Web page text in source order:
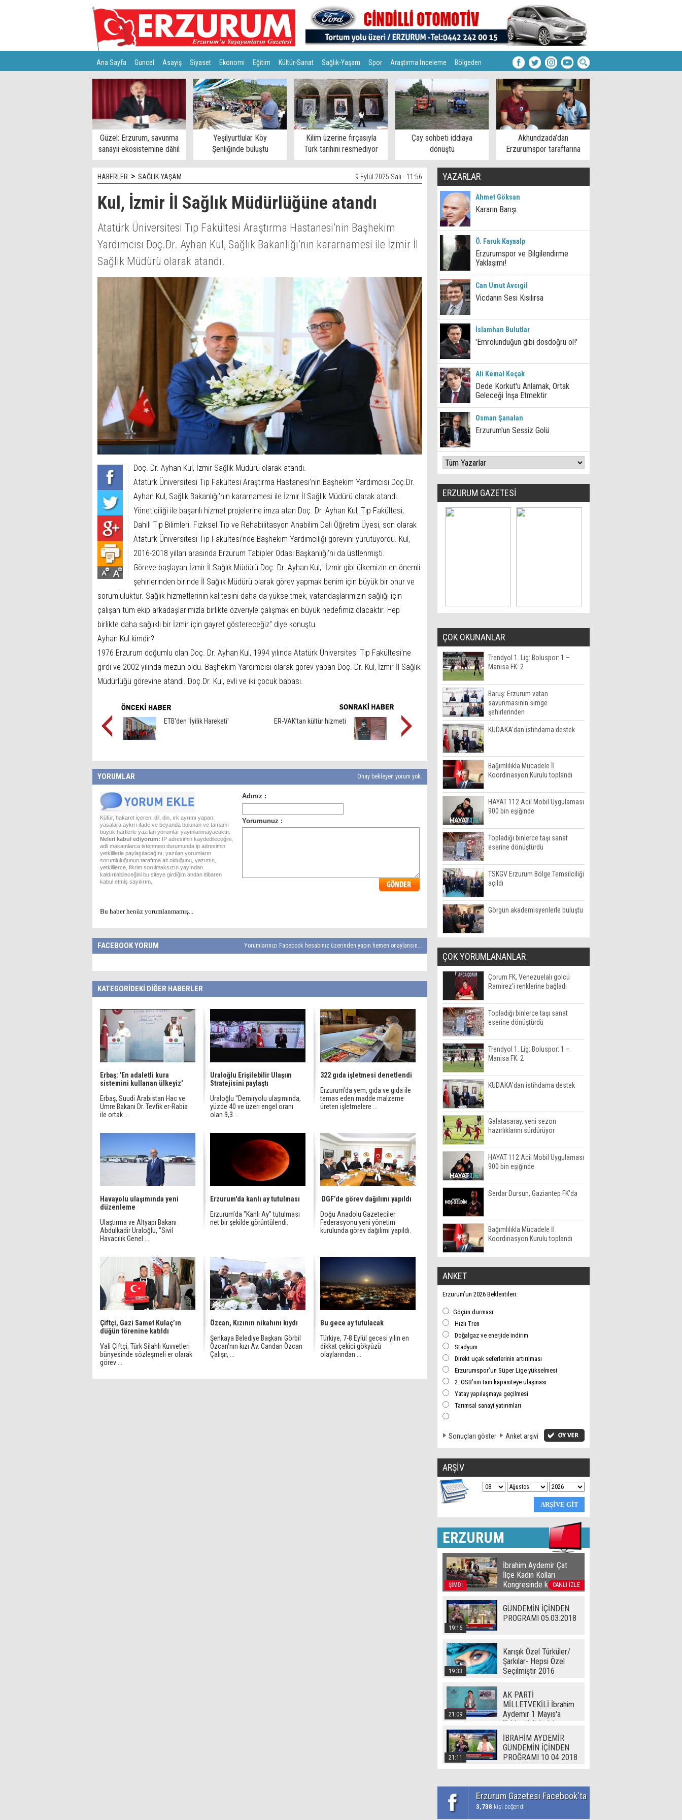
Ana Sayfa Guncel Asayiş Siyaset Ekonomi Eğitim Kültür-Sanat Sağlık-Yaşam Spor Araştırma İnceleme Bölgeden
Teknoloji
Güzel: Erzurum, savunma
sanayii ekosistemine dâhil
edilmeli
Yeşilyurtlular Köy
Şenliğinde buluştu
Kilim üzerine fırçasıyla
Türk tarihini resmediyor
Çay sohbeti iddiaya
dönüştü
Akhundzada’dan
Erzurumspor taraftarına
mesaj
HABERLER > SAĞLIK-YAŞAM 9 Eylül 2025 Salı - 11:56
Kul, İzmir İl Sağlık Müdürlüğüne atandı
Atatürk Üniversitesi Tıp Fakültesi Araştırma Hastanesi’nin Başhekim
Yardımcısı Doç.Dr. Ayhan Kul, Sağlık Bakanlığı’nın kararnamesi ile İzmir İl
Sağlık Müdürü olarak atandı.
Doç. Dr. Ayhan Kul, İzmir Sağlık Müdürü olarak atandı.
Atatürk Üniversitesi Tıp Fakültesi Araştırma Hastanesi’nin Başhekim Yardımcısı Doç.Dr.
Ayhan Kul, Sağlık Bakanlığı’nın kararnamesi ile İzmir İl Sağlık Müdürü olarak atandı.
Yöneticiliği ile başarılı hizmet projelerine imza atan Doç. Dr. Ayhan Kul, Tıp Fakültesi,
Dahili Tıp Bilimleri. Fiziksel Tıp ve Rehabilitasyon Anabilim Dalı Öğretim Üyesi, son olarak
Atatürk Üniversitesi Tıp Fakültesi’nde Başhekim Yardımcılığı görevini yürütüyordu. Kul,
2016-2018 yılları arasında Erzurum Tabipler Odası Başkanlığı’nı da üstlenmişti.
Göreve başlayan İzmir İl Sağlık Müdürü Doç. Dr. Ayhan Kul, "İzmir gibi ülkemizin en önemli
şehirlerinden birinde İl Sağlık Müdürü olarak görev yapmak benim için büyük bir onur ve
sorumluluktur. Sağlık hizmetlerinin kalitesini daha da yükseltmek, vatandaşlarımızın sağlığı için
çalışan tüm ekip arkadaşlarımızla birlikte özveriyle çalışmak en büyük hedefimiz olacaktır. Hep
birlikte daha sağlıklı bir İzmir için gayret göstereceğiz" diye konuştu.
Ayhan Kul kimdir?
1976 Erzurum doğumlu olan Doç. Dr. Ayhan Kul, 1994 yılında Atatürk Üniversitesi Tıp Fakültesi’ne
girdi ve 2002 yılında mezun oldu. Başhekim Yardımcısı olarak görev yapan Doç. Dr. Kul, İzmir İl Sağlık
Müdürlüğü görevine atandı. Doç.Dr. Kul, evli ve iki çocuk babası.
ETB'den 'İyilik Hareketi' ER-VAK’tan kültür hizmeti
YORUMLAR Onay bekleyen yorum yok.
Küfür, hakaret içeren; dil, din, ırk ayrımı yapan;
yasalara aykırı ifade ve beyanda bulunan ve tamamı
büyük harflerle yazılan yorumlar yayınlanmayacaktır.
Neleri kabul ediyorum: IP adresimin kaydedileceğini,
adli makamlarca istenmesi durumunda ip adresimin
yetkililerle paylaşılacağını, yazılan yorumların
sorumluluğunun tarafıma ait olduğunu, yazımın,
yetkililerce, fikrim sorulmaksızın yayından
kaldırılabileceğini bu siteye girdiğim andan itibaren
kabul etmiş sayılırım.
Bu haber henüz yorumlanmamış...
FACEBOOK YORUM Yorumlarınızı Facebook hesabınız üzerinden yapın hemen onaylansın...
KATEGORİDEKİ DİĞER HABERLER
Erbaş: 'En adaletli kura
sistemini kullanan ülkeyiz'
Erbaş, Suudi Arabistan Hac ve
Umre Bakanı Dr. Tevfik er-Rabia
ile ortak ...
Uraloğlu Erişilebilir Ulaşım
Stratejisini paylaştı
Uraloğlu "Demiryolu ulaşımında,
yüzde 40 ve üzeri engel oranı
olan 9,3 ...
322 gıda işletmesi denetlendi
Erzurum’da yem, gıda ve gıda ile
temas eden madde malzeme
üreten işletmelere ...
Havayolu ulaşımında yeni
düzenleme
Ulaştırma ve Altyapı Bakanı
Abdulkadir Uraloğlu, "Sivil
Havacılık Genel ...
Erzurum'da kanlı ay tutulması
Erzurum’da "Kanlı Ay" tutulması
net bir şekilde görüntülendi.
DGF’de görev dağılımı yapıldı
Doğu Anadolu Gazeteciler
Federasyonu yeni yönetim
kurulunda görev dağılımı yapıldı.
Çiftçi, Gazi Samet Kulaç’ın
düğün törenine katıldı
Vali Çiftçi, Türk Silahlı Kuvvetleri
bünyesinde sözleşmeli er olarak
görev ...
Özcan, Kızının nikahını kıydı
Şenkaya Belediye Başkanı Görbil
Özcan'nın kızı Av. Candan Özcan
Çalışır, ...
Bu gece ay tutulacak
Türkiye, 7-8 Eylül gecesi yılın en
dikkat çekici gökyüzü
olaylarından ...
YAZARLAR
Ahmet Göksan
Kararın Barışı
Ö. Faruk Kayaalp
Erzurumspor ve Bilgilendirme
Yaklaşımı!
Can Umut Avcıgil
Vicdanın Sesi Kısılırsa
İslamhan Bulutlar
'Emrolunduğun gibi dosdoğru ol!'
Ali Kemal Koçak
Dede Korkut'u Anlamak, Ortak
Geleceği İnşa Etmektir
Osman Şanalan
Erzurum'un Sessiz Golü
ERZURUM GAZETESİ
ÇOK OKUNANLAR
Trendyol 1. Lig: Boluspor: 1 –
Manisa FK: 2
Baruş: Erzurum vatan
savunmasının simge
şehirlerinden
KUDAKA'dan istihdama destek
Bağımlılıkla Mücadele İl
Koordinasyon Kurulu toplandı
HAYAT 112 Acil Mobil Uygulaması
900 bin eşiğinde
Topladığı binlerce taşı sanat
eserine dönüştürdü
TSKGV Erzurum Bölge Temsilciliği
açıldı
Görgün akademisyenlerle buluştu
ÇOK YORUMLANANLAR
Çorum FK, Venezuelalı golcü
Ramirez'i renklerine bağladı
Topladığı binlerce taşı sanat
eserine dönüştürdü
Trendyol 1. Lig: Boluspor: 1 –
Manisa FK: 2
KUDAKA'dan istihdama destek
Galatasaray, yeni sezon
hazırlıklarını sürdürüyor
HAYAT 112 Acil Mobil Uygulaması
900 bin eşiğinde
Serdar Dursun, Gaziantep FK'da
Bağımlılıkla Mücadele İl
Koordinasyon Kurulu toplandı
ANKET
Erzurum’un 2026 Beklentileri:
Göçün durması
Hızlı Tren
Doğalgaz ve enerjide indirim
Stadyum
Direkt uçak seferlerinin artırılması
Erzurumspor’un Süper Lige yükselmesi
2. OSB’nin tam kapasiteye ulaşması
Yatay yapılaşmaya geçilmesi
Tarımsal sanayi yatırımları
Sonuçları göster Anket arşivi
ARŞİV
ERZURUM
ŞİMDİ CANLI İZLE
İbrahim Aydemir Çat
İlçe Kadın Kolları
Kongresinde konuştu
19:16
GÜNDEMİN İÇİNDEN
PROGRAMI 05.03.2018
19:33
Karışık Özel Türküler/
Şarkılar- Hepsi Özel
Seçilmiştir 2016
21:09
AK PARTİ
MİLLETVEKİLİ İbrahim
Aydemir 1 Mayıs'a
ilişkin görüşlerini
Erzurum Gazetesi'ne
açıkladı
21:11
İBRAHİM AYDEMİR
GÜNDEMİN İÇİNDEN
PROĞRAMI 10 04 2018
Erzurum Gazetesi Facebook'ta
3,738 kişi beğendi